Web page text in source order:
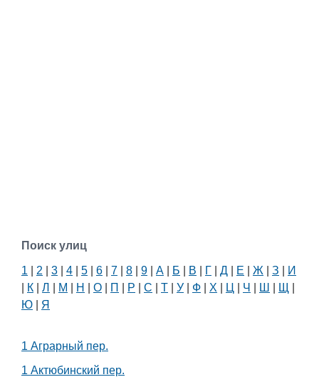
Поиск улиц
1 2 3 4 5 6 7 8 9 А Б В Г Д Е Ж З
И
К Л М Н О П Р С Т У Ф Х Ц Ч Ш Щ
Ю
Я
1 Аграрный пер.
1 Актюбинский пер.